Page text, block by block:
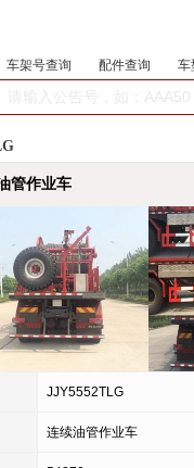
车架号查询 配件查询 车
管作业车
JJY5552TLG
连续油管作业车